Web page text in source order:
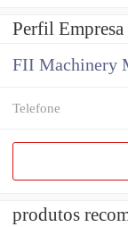
Perfil Empresa
FII Machinery
Telefone
produtos